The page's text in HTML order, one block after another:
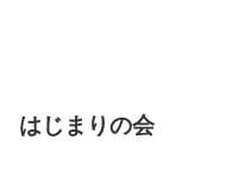
はじまりの会